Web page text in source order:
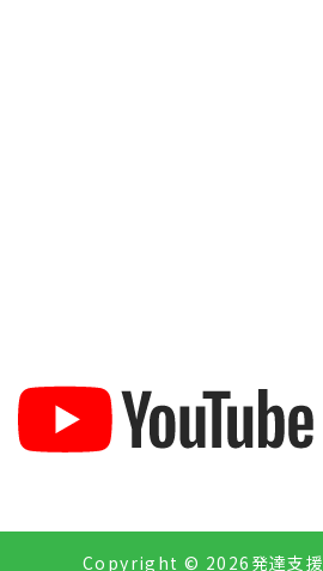
Copyright © 2026発達支